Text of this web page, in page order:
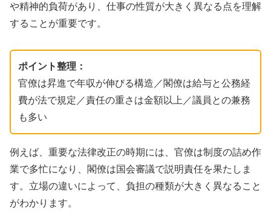
や精神的負荷があり、仕事の性質が大きく異なる点を理解
することが重要です。
ポイント整理：
官僚は昇進で年収が伸びる構造／閣僚は給与と公務経
費が法で規定／責任の重さは金額以上／議員との兼務
も多い
例えば、重要な法律改正の時期には、官僚は制度の詰め作
業で多忙になり、閣僚は国会審議で説明責任を果たしま
す。立場の違いによって、負担の種類が大きく異なること
がわかります。